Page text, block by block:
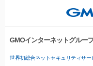
GMOインターネットグルー
世界初総合ネットセキュリティサー